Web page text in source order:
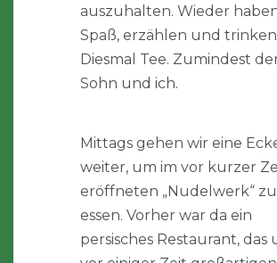
auszuhalten. Wieder
Spaß, erzählen und
Diesmal Tee. Zumindest
Sohn und ich.
Mittags gehen wir eine
weiter, um im vor kurzer
eröffneten „Nudelwerk“ zu
essen. Vorher war da ein
persisches Restaurant, das